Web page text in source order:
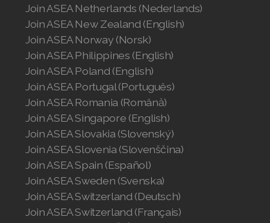
Join ASEA Netherlands (Nederlands)
Join ASEA New Zealand (English)
Join ASEA Norway (Norsk)
Join ASEA Philippines (English)
Join ASEA Poland (English)
Join ASEA Portugal (Português)
Join ASEA Romania (Română)
Join ASEA Singapore (English)
Join ASEA Slovakia (Slovenský)
Join ASEA Slovenia (Slovenščina)
Join ASEA Spain (Español)
Join ASEA Sweden (Svenska)
Join ASEA Switzerland (Deutsch)
Join ASEA Switzerland (Français)